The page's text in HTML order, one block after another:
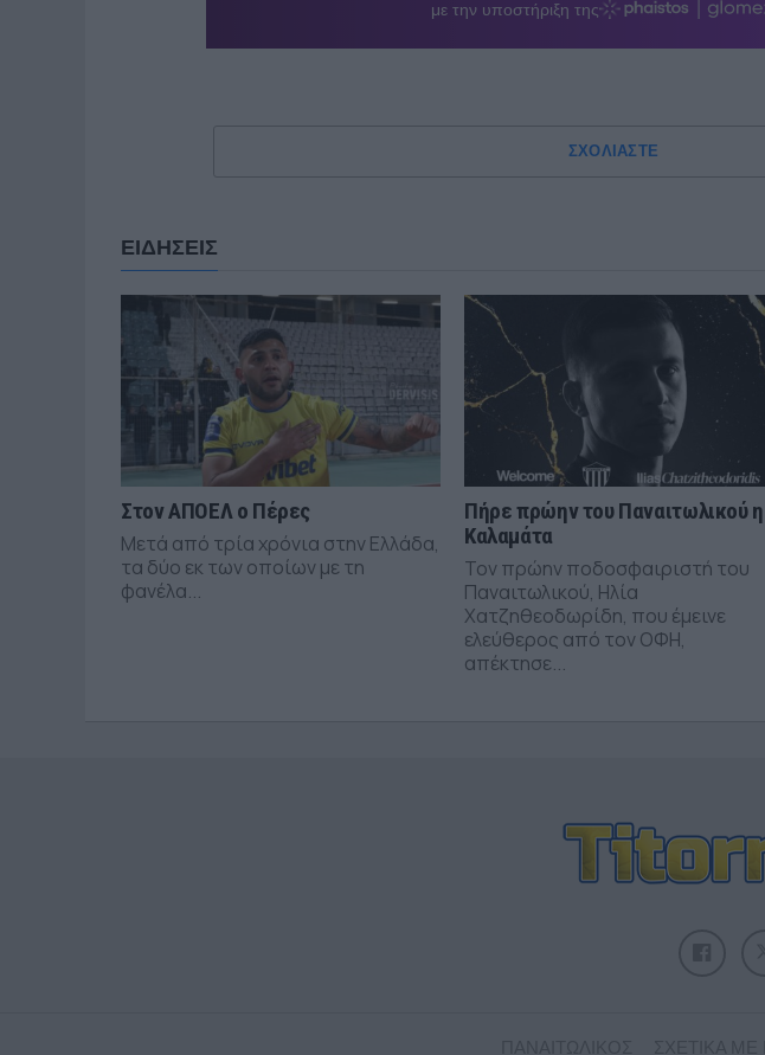
ΣΧΟΛΙΑΣΤΕ
ΕΙΔΗΣΕΙΣ
Στον ΑΠΟΕΛ ο Πέρες
Μετά από τρία χρόνια στην Ελλάδα,
τα δύο εκ των οποίων με τη
φανέλα...
Πήρε πρώην του Παναιτωλικού η
Καλαμάτα
Τον πρώην ποδοσφαιριστή του
Παναιτωλικού, Ηλία
Χατζηθεοδωρίδη, που έμεινε
ελεύθερος από τον ΟΦΗ,
απέκτησε...